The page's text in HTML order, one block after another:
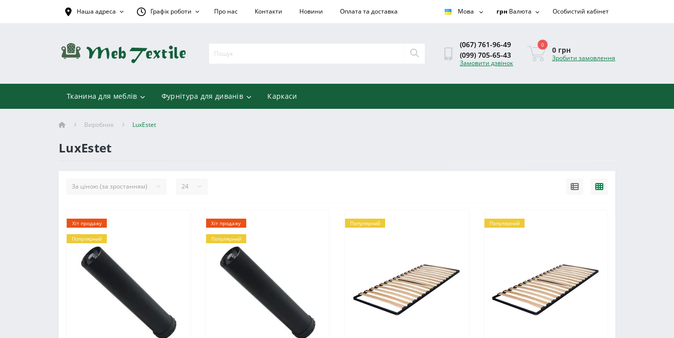
Наша адреса Графік роботи Про нас Контакти Новини Оплата та доставка Мова грн Валюта Особистий кабінет
(067) 761-96-49
(099) 705-65-43
Замовити дзвінок
0
0 грн
Зробити замовлення
Тканина для меблів Фурнітура для диванів Каркаси
Виробник LuxEstet
LuxEstet
Хіт продажу
Популярний
Хіт продажу
Популярний
Популярний Популярний